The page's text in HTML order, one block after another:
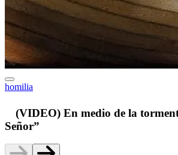
homilia
(VIDEO) En medio de la
Señor”